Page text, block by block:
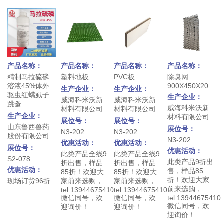
产品名称：
精制马拉硫磷
溶液45%体外
驱虫红螨虱子
跳蚤
生产企业：
山东鲁西兽药
股份有限公司
展位号：
S2-078
优惠活动：
现场订货96折
产品名称：
塑料地板
生产企业：
威海科米沃新
材料有限公司
展位号：
N3-202
优惠活动：
此类产品全线9
折出售，样品
85折！欢迎大
家前来选购，
tel:13944675410
微信同号，欢
迎询价！
产品名称：
PVC板
生产企业：
威海科米沃新
材料有限公司
展位号：
N3-202
优惠活动：
此类产品全线9
折出售，样品
85折！欢迎大
家前来选购，
tel:13944675410
微信同号，欢
迎询价！
产品名称：
除臭网
900X450X20
生产企业：
威海科米沃新
材料有限公司
展位号：
N3-202
优惠活动：
此类产品9折出
售，样品85
折！欢迎大家
前来选购，
tel:13944675410
微信同号，欢
迎询价！